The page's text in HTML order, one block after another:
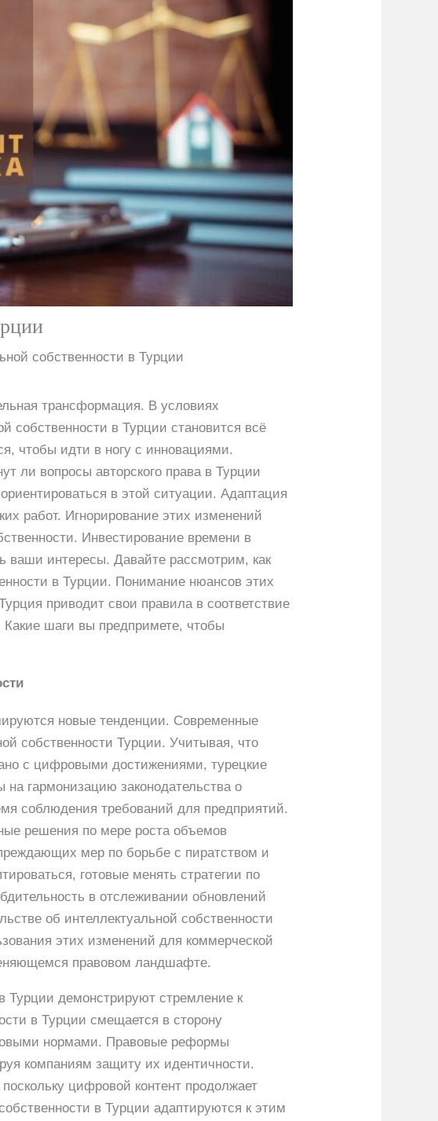
собственности в Турции
трансформация. В условиях
собственности в Турции становится всё
чтобы идти в ногу с инновациями.
ли вопросы авторского права в Турции
в этой ситуации. Адаптация
работ. Игнорирование этих изменений
Инвестирование времени в
ваши интересы. Давайте рассмотрим, как
в Турции. Понимание нюансов этих
приводит свои правила в соответствие
шаги вы предпримете, чтобы
новые тенденции. Современные
собственности Турции. Учитывая, что
с цифровыми достижениями, турецкие
гармонизацию законодательства о
соблюдения требований для предприятий.
решения по мере роста объемов
мер по борьбе с пиратством и
готовые менять стратегии по
в отслеживании обновлений
об интеллектуальной собственности
этих изменений для коммерческой
правовом ландшафте.
Турции демонстрируют стремление к
в Турции смещается в сторону
нормами. Правовые реформы
компаниям защиту их идентичности.
цифровой контент продолжает
в Турции адаптируются к этим